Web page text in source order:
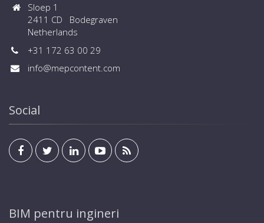
Sloep 1
2411 CD Bodegraven
Netherlands
+31 172 63 00 29
info@mepcontent.com
Social
BIM pentru ingineri